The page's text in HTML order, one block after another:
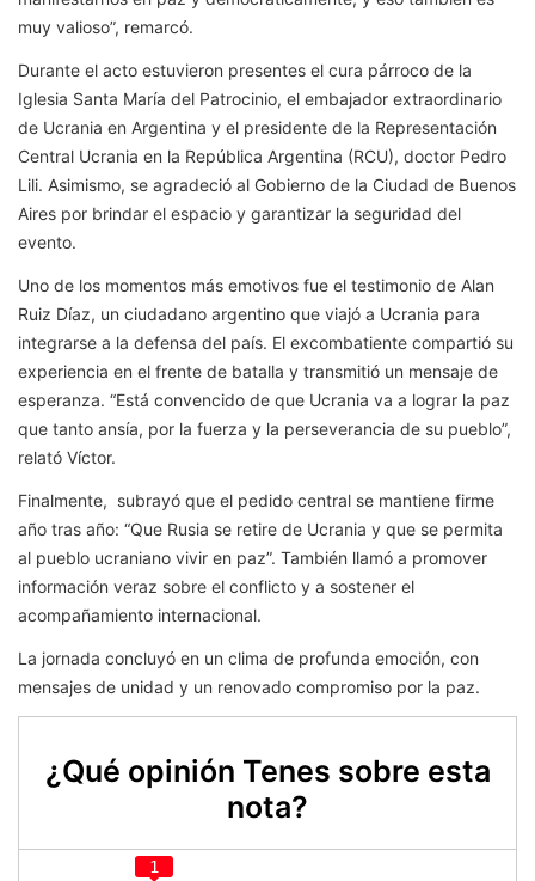
muy valioso”, remarcó.
Durante el acto estuvieron presentes el cura párroco de la
Iglesia Santa María del Patrocinio, el embajador extraordinario
de Ucrania en Argentina y el presidente de la Representación
Central Ucrania en la República Argentina (RCU), doctor Pedro
Lili. Asimismo, se agradeció al Gobierno de la Ciudad de Buenos
Aires por brindar el espacio y garantizar la seguridad del
evento.
Uno de los momentos más emotivos fue el testimonio de Alan
Ruiz Díaz, un ciudadano argentino que viajó a Ucrania para
integrarse a la defensa del país. El excombatiente compartió su
experiencia en el frente de batalla y transmitió un mensaje de
esperanza. “Está convencido de que Ucrania va a lograr la paz
que tanto ansía, por la fuerza y la perseverancia de su pueblo”,
relató Víctor.
Finalmente, subrayó que el pedido central se mantiene firme
año tras año: “Que Rusia se retire de Ucrania y que se permita
al pueblo ucraniano vivir en paz”. También llamó a promover
información veraz sobre el conflicto y a sostener el
acompañamiento internacional.
La jornada concluyó en un clima de profunda emoción, con
mensajes de unidad y un renovado compromiso por la paz.
¿Qué opinión Tenes sobre esta
nota?
1